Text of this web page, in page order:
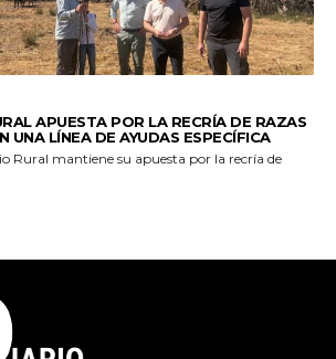
APUESTA POR LA RECRÍA DE RAZAS
UNA LÍNEA DE AYUDAS ESPECÍFICA
Rural mantiene su apuesta por la recría de